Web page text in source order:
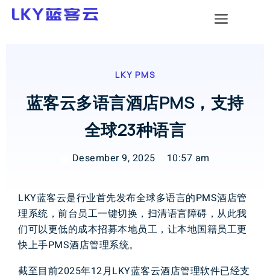
LKY PMS
蓝客云多语言酒店PMS，支持
全球23种语言
Desember 9, 2025 10:57 am
LKY蓝客云是行业首先发布全球多语言的PMS酒店管
理系统 ， 前台员工一键切换 ， 扫清语言障碍 ， 从此我
们可以更低的成本招募本地员工 ， 让本地国籍员工更
快上手PMS酒店管理系统。
截至目前2025年12月LKY蓝客云酒店管理软件已经支